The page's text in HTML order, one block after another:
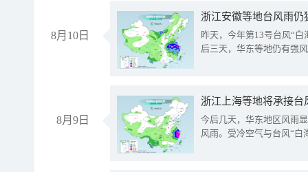
8月10日
浙江安徽等地台风雨
昨天，今年第13号台风“
后三天，华东等地仍有强
8月9日
浙江上海等地将承接台
今后几天，华东地区风雨
风雨。受冷空气与台风“白